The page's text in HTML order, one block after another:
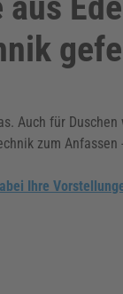
Auch für
zum
Ihre